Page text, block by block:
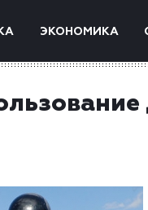
ЭКОНОМИКА